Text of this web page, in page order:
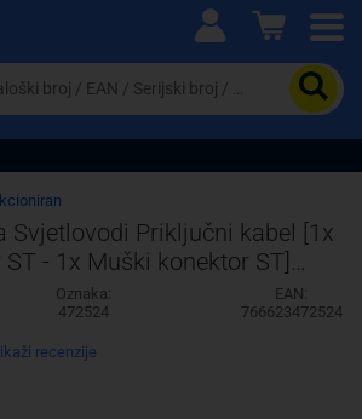
asortiman proizvoda i
Svjetlovodi Priključni kabel [1x
- 1x Muški konektor ST]
OM2 20 m Int
Oznaka:
472524
EAN:
766623472524
recenzije